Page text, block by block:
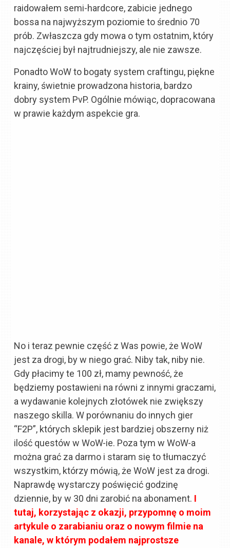
raidowałem semi-hardcore, zabicie jednego
bossa na najwyższym poziomie to średnio 70
prób. Zwłaszcza gdy mowa o tym ostatnim, który
najczęściej był najtrudniejszy, ale nie zawsze.
Ponadto WoW to bogaty system craftingu, piękne
krainy, świetnie prowadzona historia, bardzo
dobry system PvP. Ogólnie mówiąc, dopracowana
w prawie każdym aspekcie gra.
No i teraz pewnie część z Was powie, że WoW
jest za drogi, by w niego grać. Niby tak, niby nie.
Gdy płacimy te 100 zł, mamy pewność, że
będziemy postawieni na równi z innymi graczami,
a wydawanie kolejnych złotówek nie zwiększy
naszego skilla. W porównaniu do innych gier
“F2P”, których sklepik jest bardziej obszerny niż
ilość questów w WoW-ie. Poza tym w WoW-a
można grać za darmo i staram się to tłumaczyć
wszystkim, którzy mówią, że WoW jest za drogi.
Naprawdę wystarczy poświęcić godzinę
dziennie, by w 30 dni zarobić na abonament. I
tutaj, korzystając z okazji, przypomnę o moim
artykule o zarabianiu oraz o nowym filmie na
kanale, w którym podałem najprostsze